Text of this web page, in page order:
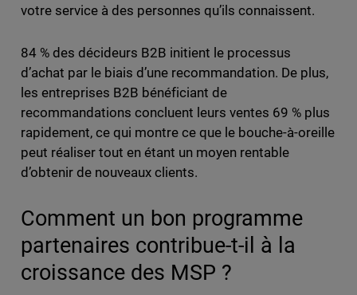
votre service à des personnes qu’ils connaissent.
84 % des décideurs B2B initient le processus
d’achat par le biais d’une recommandation. De plus,
les entreprises B2B bénéficiant de
recommandations concluent leurs ventes 69 % plus
rapidement, ce qui montre ce que le bouche-à-oreille
peut réaliser tout en étant un moyen rentable
d’obtenir de nouveaux clients.
Comment un bon programme
partenaires contribue-t-il à la
croissance des MSP ?